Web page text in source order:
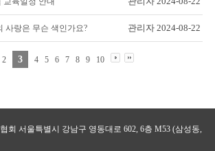
사랑은 무슨 색인가요? 관리자 2024-08-22
2 3 4 5 6 7 8 9 10
회 서울특별시 강남구 영동대로 602, 6층 M53 (삼성동,